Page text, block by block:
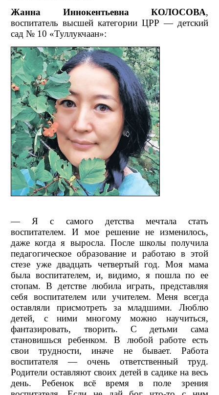
Жанна Иннокентьевна КОЛОСОВА,
воспитатель высшей категории ЦРР — детский
сад № 10 «Туллукчаан»:
— Я с самого детства мечтала стать
воспитателем. И мое решение не изменилось,
даже когда я выросла. После школы получила
педагогическое образование и работаю в этой
стезе уже двадцать четвертый год. Моя мама
была воспитателем, и, видимо, я пошла по ее
стопам. В детстве любила играть, представляя
себя воспитателем или учителем. Меня всегда
оставляли присмотреть за младшими. Люблю
детей, с ними многому можно научиться,
фантазировать, творить. С детьми сама
становишься ребенком. В любой работе есть
свои трудности, иначе не бывает. Работа
воспитателя — очень ответственный труд.
Родители оставляют своих детей в садике на весь
день. Ребенок всё время в поле зрения